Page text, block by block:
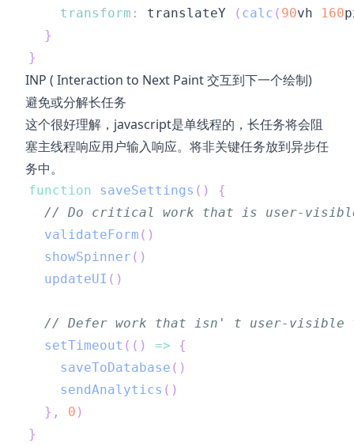
transform : translateY ( calc ( 90vh 160
}
}
INP ( Interaction to Next Paint 交互到下一个绘制)
避免或分解长任务
这个很好理解，javascript是单线程的，长任务将会阻
塞主线程响应用户输入响应。将非关键任务放到异步任
务中。
function saveSettings ( )
{
// Do critical work that is user-
validateForm ( )
showSpinner ( )
updateUI ( )
// Defer work that isn' t user-visible
setTimeout ( ( ) =>
{
saveToDatabase ( )
sendAnalytics ( )
} , 0 )
}